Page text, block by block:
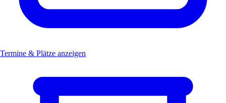
Termine & Plätze anzeigen